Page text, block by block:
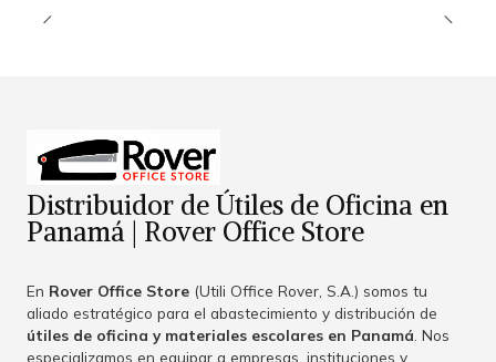
Distribuidor de Útiles de Oficina en
Panamá | Rover Office Store
En Rover Office Store (Utili Office Rover, S.A.) somos tu
aliado estratégico para el abastecimiento y distribución de
útiles de oficina y materiales escolares en Panamá . Nos
especializamos en equipar a empresas, instituciones y